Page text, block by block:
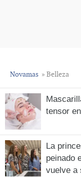
Novamas » Belleza
tensor
La
peinado
vuelve a